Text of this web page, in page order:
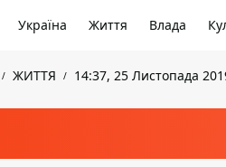
Україна Життя Влада
ЖИТТЯ 14:37, 25 Листопада